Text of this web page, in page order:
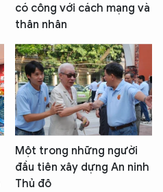
có công với cách mạng và
thân nhân
Một trong những người
đầu tiên xây dựng An ninh
Thủ đô